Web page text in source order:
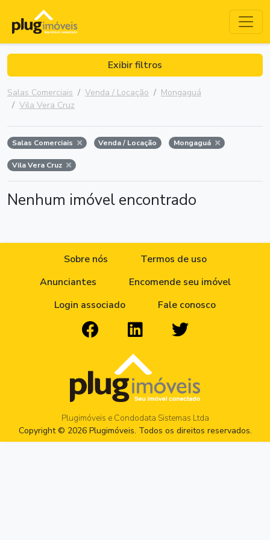
Exibir filtros
Salas Comerciais Venda / Locação
Mongaguá
Vila Vera Cruz
Salas Comerciais Venda / Locação Mongaguá
Vila Vera Cruz
Nenhum imóvel encontrado
Sobre nós
Termos de uso
Anunciantes
Encomende seu imóvel
Login associado
Fale conosco
Plugimóveis e Condodata Sistemas Ltda
Copyright © 2026 Plugimóveis. Todos os direitos reservados.